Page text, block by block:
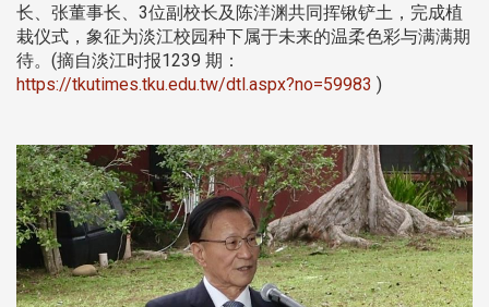
长、张董事长、3位副校长及陈洋渊共同挥锹铲土，完成植
栽仪式，象征为淡江校园种下属于未来的温柔色彩与满满期
待。(摘自淡江时报1239 期：
https://tkutimes.tku.edu.tw/dtl.aspx?no=59983 )